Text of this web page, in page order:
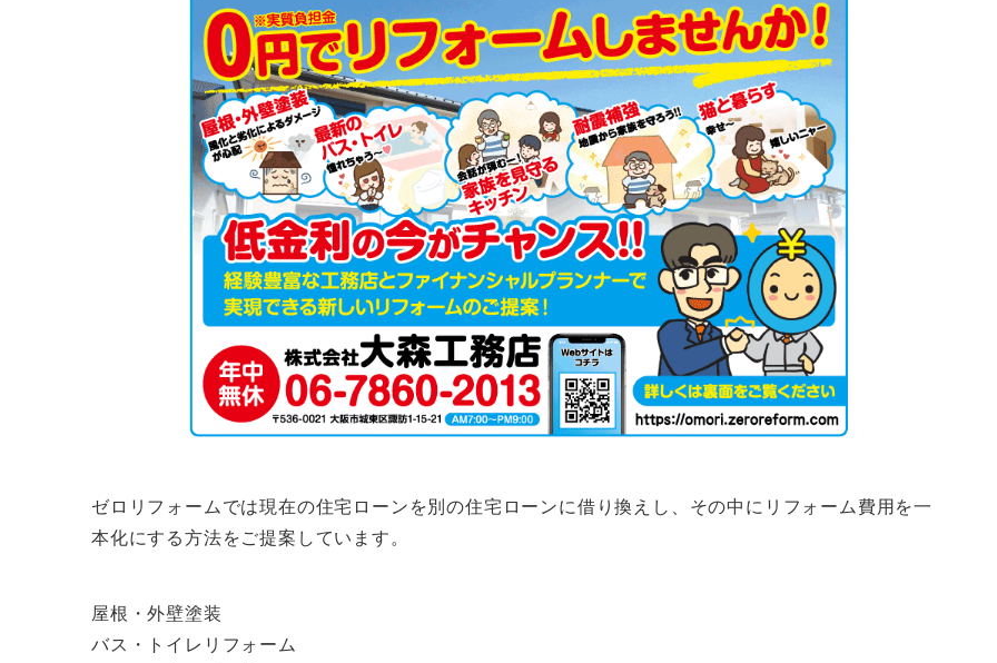
ゼロリフォームでは現在の住宅ローンを別の住宅ローンに借り換えし、その中にリフォーム費用を一
本化にする方法をご提案しています。
屋根・外壁塗装
バス・トイレリフォーム